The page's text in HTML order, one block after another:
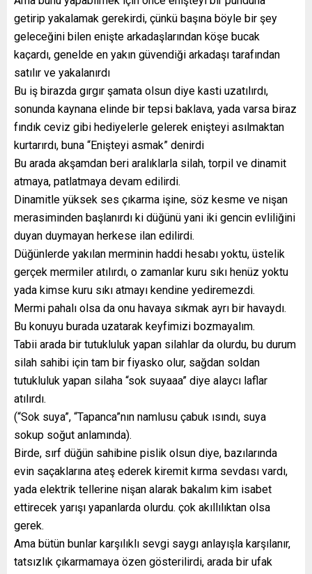
getirip yakalamak gerekirdi, çünkü başına böyle bir şey
geleceğini bilen enişte arkadaşlarından köşe bucak
kaçardı, genelde en yakın güvendiği arkadaşı tarafından
satılır ve yakalanırdı
Bu iş birazda gırgır şamata olsun diye kasti uzatılırdı,
sonunda kaynana elinde bir tepsi baklava, yada varsa biraz
fındık ceviz gibi hediyelerle gelerek enişteyi asılmaktan
kurtarırdı, buna “Enişteyi asmak” denirdi
Bu arada akşamdan beri aralıklarla silah, torpil ve dinamit
atmaya, patlatmaya devam edilirdi.
Dinamitle yüksek ses çıkarma işine, söz kesme ve nişan
merasiminden başlanırdı ki düğünü yani iki gencin evliliğini
duyan duymayan herkese ilan edilirdi.
Düğünlerde yakılan merminin haddi hesabı yoktu, üstelik
gerçek mermiler atılırdı, o zamanlar kuru sıkı henüz yoktu
yada kimse kuru sıkı atmayı kendine yediremezdi.
Mermi pahalı olsa da onu havaya sıkmak ayrı bir havaydı.
Bu konuyu burada uzatarak keyfimizi bozmayalım.
Tabii arada bir tutukluluk yapan silahlar da olurdu, bu durum
silah sahibi için tam bir fiyasko olur, sağdan soldan
tutukluluk yapan silaha “sok suyaaa” diye alaycı laflar
atılırdı.
(“Sok suya”, “Tapanca”nın namlusu çabuk ısındı, suya
sokup soğut anlamında).
Birde, sırf düğün sahibine pislik olsun diye, bazılarında
evin saçaklarına ateş ederek kiremit kırma sevdası vardı,
yada elektrik tellerine nişan alarak bakalım kim isabet
ettirecek yarışı yapanlarda olurdu. çok akıllılıktan olsa
gerek.
Ama bütün bunlar karşılıklı sevgi saygı anlayışla karşılanır,
tatsızlık çıkarmamaya özen gösterilirdi, arada bir ufak